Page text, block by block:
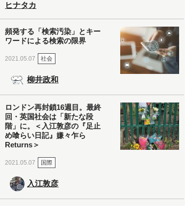
ヒナタカ
頻発する「検索汚染」とキー
ワードによる検索の限界
2021.05.07 社会
柳井政和
ロンドン再封鎖16週目。最終
回・英国社会は「新たな段
階」に。＜入江敦彦の『足止
め喰らい日記』嫌々乍ら
Returns＞
2021.05.07 国際
入江敦彦